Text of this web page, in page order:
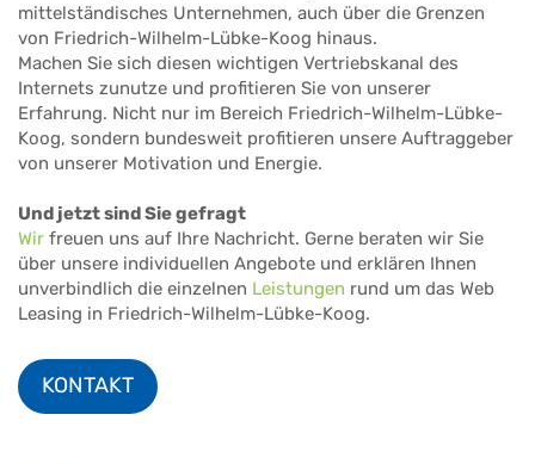
mittelständisches Unternehmen, auch über die Grenzen
von Friedrich-Wilhelm-Lübke-Koog hinaus.
Machen Sie sich diesen wichtigen Vertriebskanal des
Internets zunutze und profitieren Sie von unserer
Erfahrung. Nicht nur im Bereich Friedrich-Wilhelm-Lübke-
Koog, sondern bundesweit profitieren unsere Auftraggeber
von unserer Motivation und Energie.
Und jetzt sind Sie gefragt
Wir freuen uns auf Ihre Nachricht. Gerne beraten wir Sie
über unsere individuellen Angebote und erklären Ihnen
unverbindlich die einzelnen Leistungen rund um das Web
Leasing in Friedrich-Wilhelm-Lübke-Koog.
KONTAKT